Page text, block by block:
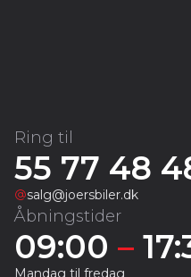
Ring til
55 77 48
salg@joersbiler.dk
Åbningstider
09:00 –
Mandag til fredag